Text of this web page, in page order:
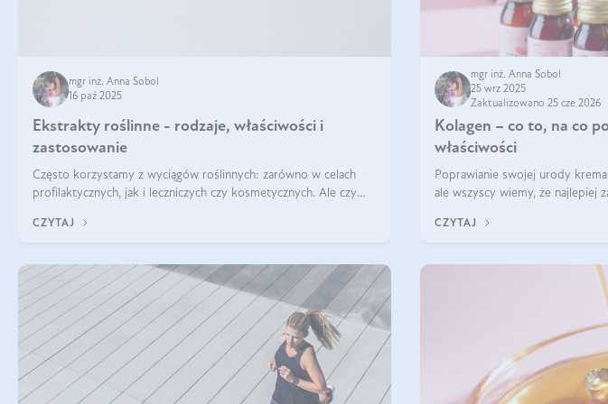
mgr inż. Anna Sobol
16 paź 2025
Ekstrakty roślinne - rodzaje, właściwości i
zastosowanie
Często korzystamy z wyciągów roślinnych: zarówno w celach
profilaktycznych, jak i leczniczych czy kosmetycznych. Ale czy
tych substancji z roślin?
CZYTAJ
mgr inż. Anna Sobol
25 wrz 2025
Zaktualizowano 25 cze 2026
Kolagen – co to, na co
właściwości
Poprawianie swojej urody
ale wszyscy wiemy, że najlepiej
zewnętrzny prezentował się
CZYTAJ